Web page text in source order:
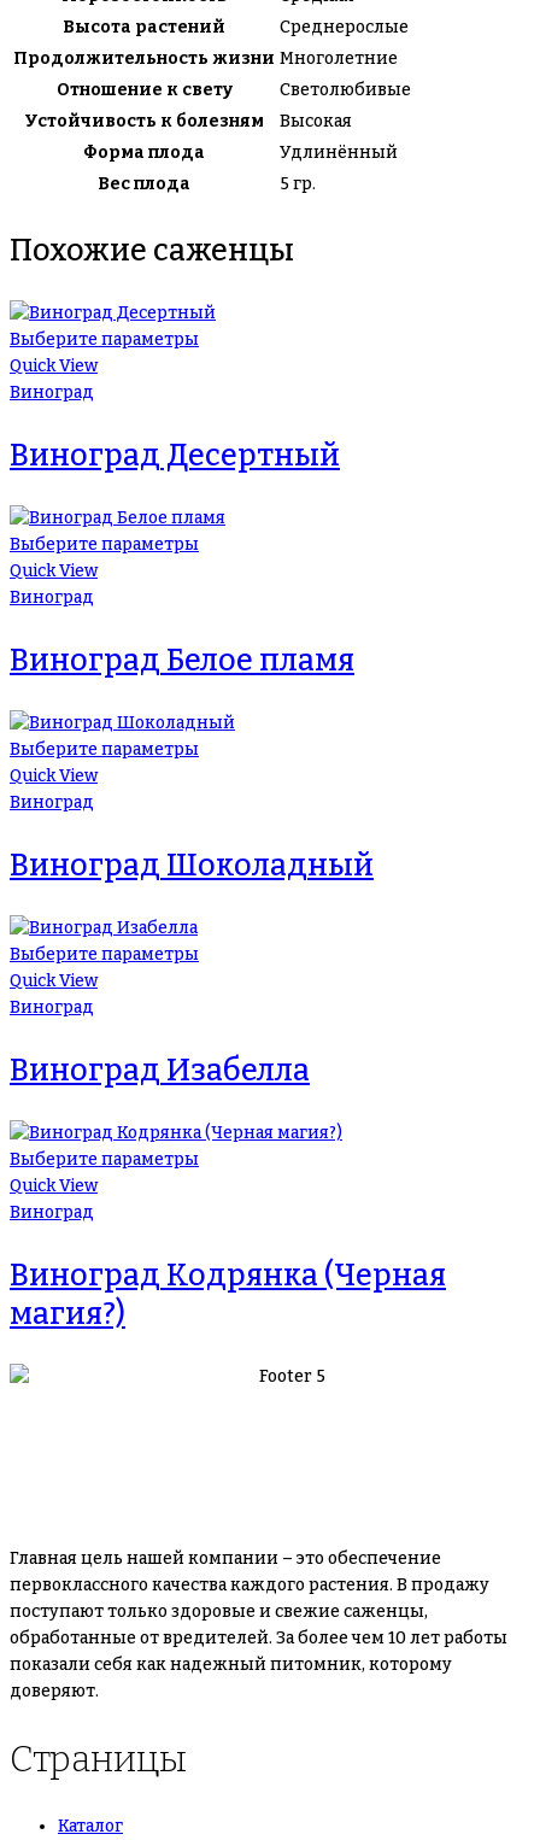
Высота растений
Среднерослые
Продолжительность жизни Многолетние
Отношение к свету
Светолюбивые
Устойчивость к болезням
Высокая
Форма плода
Удлинённый
Вес плода
5 гр.
Похожие саженцы
Выберите параметры
Quick View
Виноград
Виноград Десертный
Выберите параметры
Quick View
Виноград
Виноград Белое пламя
Выберите параметры
Quick View
Виноград
Виноград Шоколадный
Выберите параметры
Quick View
Виноград
Виноград Изабелла
Выберите параметры
Quick View
Виноград
Виноград Кодрянка (Черная
магия?)
Главная цель нашей компании – это обеспечение
первоклассного качества каждого растения. В продажу
поступают только здоровые и свежие саженцы,
обработанные от вредителей. За более чем 10 лет работы
показали себя как надежный питомник, которому
доверяют.
Страницы
Каталог